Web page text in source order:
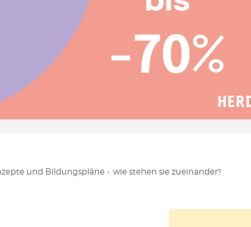
und Bildungspläne -. wie stehen sie zueinander?